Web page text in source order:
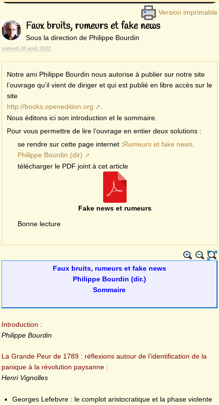
Version imprimable
Faux bruits, rumeurs et fake news
Sous la direction de Philippe Bourdin
samedi 28 août 2021
Notre ami Philippe Bourdin nous autorise à publier sur notre site
l’ouvrage qu’il vient de diriger et qui est publié en libre accès sur le
site
http://books.openedition.org
Nous éditons ici son introduction et le sommaire.
Pour vous permettre de lire l’ouvrage en entier deux solutions :
se rendre sur cette page internet :Rumeurs et fake news,
Philippe Bourdin (dir)
télécharger le PDF joint à cet article
Fake news et rumeurs
Bonne lecture
Faux bruits, rumeurs et fake news
Philippe Bourdin (dir.)
Sommaire
Introduction :
Philippe Bourdin
La Grande Peur de 1789 : réflexions autour de l’identification de la
panique à la révolution paysanne :
Henri Vignolles
Georges Lefebvre : le complot aristocratique et la phase violente